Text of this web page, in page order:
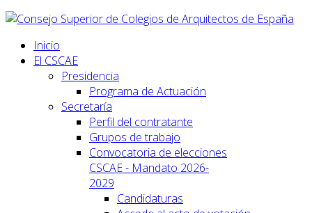
Inicio
El CSCAE
Presidencia
Programa de Actuación
Secretaría
Perfil del contratante
Grupos de trabajo
Convocatoria de elecciones
CSCAE - Mandato 2026-
2029
Candidaturas